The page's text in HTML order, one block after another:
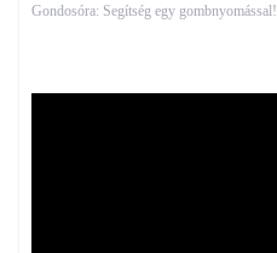
Gondosóra: Segítség egy gombnyomással!